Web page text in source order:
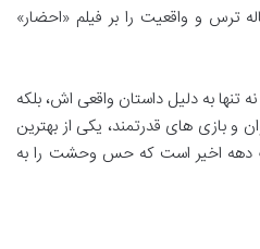
ترس و واقعیت را بر فیلم «احضار»
تنها به دلیل داستان واقعی اش، بلکه
و بازی های قدرتمند، یکی از بهترین
دهه اخیر است که حس وحشت را به